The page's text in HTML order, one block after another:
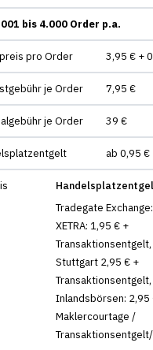
bis 4.000 Order p.a.
pro Order 3,95 € +
je Order 7,95 €
je Order 39 €
ab 0,95 €
Tradegate
XETRA: 1,95 € +
Stuttgart 2,95 € +
Inlandsbörsen: 2,95
Maklercourtage /